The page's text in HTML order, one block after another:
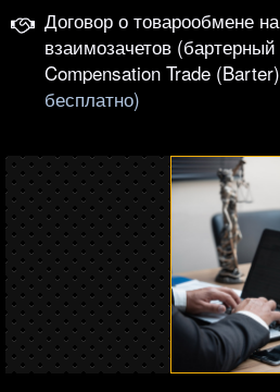
Договор о товарообмене
взаимозачетов (бартерный
Compensation Trade
бесплатно)